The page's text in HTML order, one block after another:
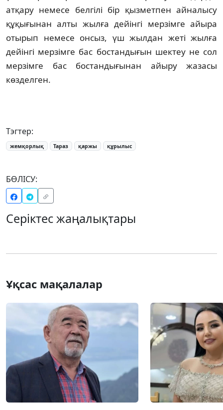
атқару немесе белгiлi бiр қызметпен айналысу
құқығынан алты жылға дейiнгi мерзiмге айыра
отырып немесе онсыз, үш жылдан жеті жылға
дейінгі мерзiмге бас бостандығын шектеу не сол
мерзiмге бас бостандығынан айыру жазасы
көзделген.
Тэгтер:
жемқорлық Тараз қаржы құрылыс
БӨЛІСУ:
Серіктес жаңалықтары
Ұқсас мақалалар